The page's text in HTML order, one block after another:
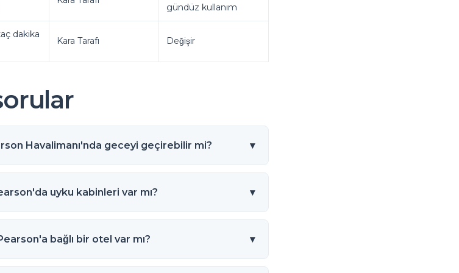
gündüz kullanım
dakika
Kara Tarafı Değişir
Havalimanı'nda geceyi geçirebilir mi? ▾
uyku kabinleri var mı? ▾
bağlı bir otel var mı? ▾